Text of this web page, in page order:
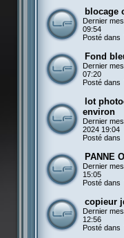
blocage
Dernier
09:54
Posté dans
Fond
Dernier
07:20
Posté dans
lot
environ
Dernier
2024 19:04
Posté dans
PANNE
Dernier
15:05
Posté dans
copieur
Dernier
12:56
Posté dans